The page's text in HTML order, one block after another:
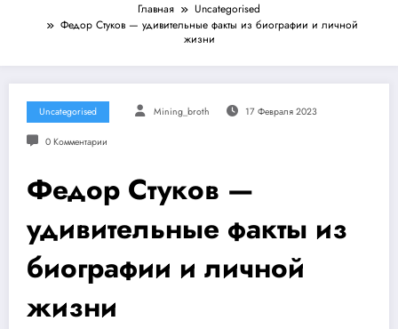
Главная
Uncategorised
Федор Стуков — удивительные факты из биографии и личной
жизни
Uncategorised Mining_broth 17 Февраля 2023
0 Комментарии
Федор Стуков —
удивительные факты из
биографии и личной
жизни